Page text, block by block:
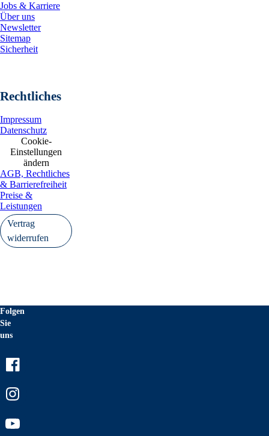
Jobs & Karriere
Über uns
Newsletter
Sitemap
Sicherheit
Rechtliches
Impressum
Datenschutz
Cookie-
Einstellungen
ändern
AGB, Rechtliches
& Barrierefreiheit
Preise &
Leistungen
Vertrag
widerrufen
Folgen
Sie
uns
Youtube